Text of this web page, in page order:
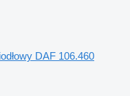
DAF 106.460